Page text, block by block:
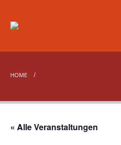
HOME
« Alle Veranstaltungen